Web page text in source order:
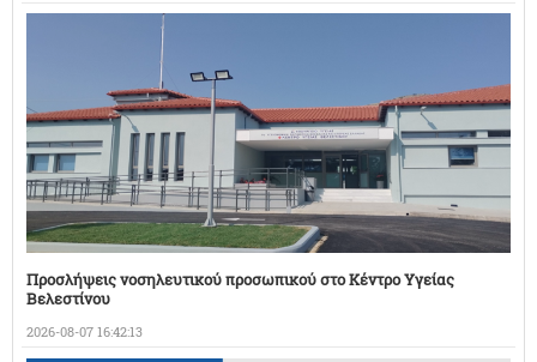
Προσλήψεις νοσηλευτικού προσωπικού στο Κέντρο Υγείας
Βελεστίνου
2026-08-07 16:42:13